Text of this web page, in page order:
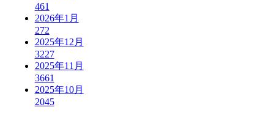
461
2026年1月
272
2025年12月
3227
2025年11月
3661
2025年10月
2045